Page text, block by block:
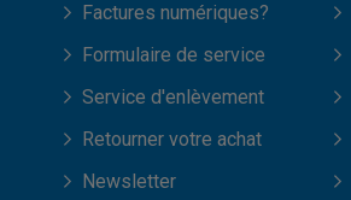
Factures numériques?
Formulaire de service
Service d'enlèvement
Retourner votre achat
Newsletter